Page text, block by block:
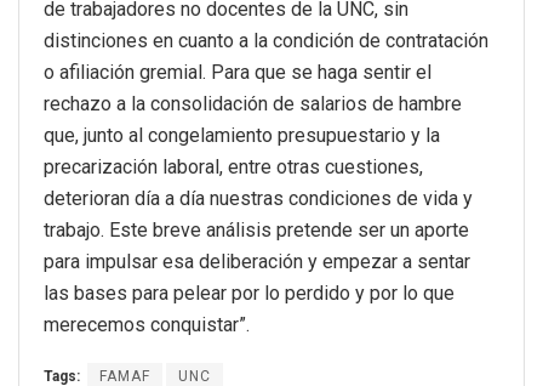
de trabajadores no docentes de la UNC, sin
distinciones en cuanto a la condición de contratación
o afiliación gremial. Para que se haga sentir el
rechazo a la consolidación de salarios de hambre
que, junto al congelamiento presupuestario y la
precarización laboral, entre otras cuestiones,
deterioran día a día nuestras condiciones de vida y
trabajo. Este breve análisis pretende ser un aporte
para impulsar esa deliberación y empezar a sentar
las bases para pelear por lo perdido y por lo que
merecemos conquistar”.
Tags: FAMAF UNC